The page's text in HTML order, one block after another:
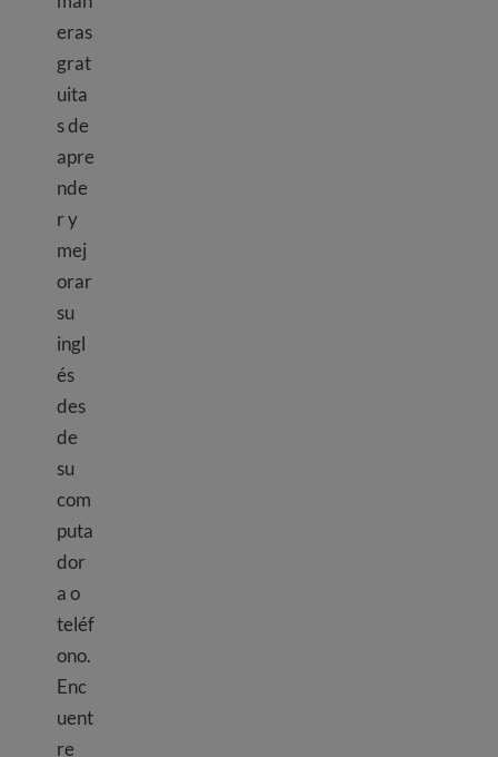
eras
grat
uita
s de
apre
nde
r y
mej
orar
su
ingl
és
des
de
su
com
puta
dor
a o
teléf
ono.
Enc
uent
re